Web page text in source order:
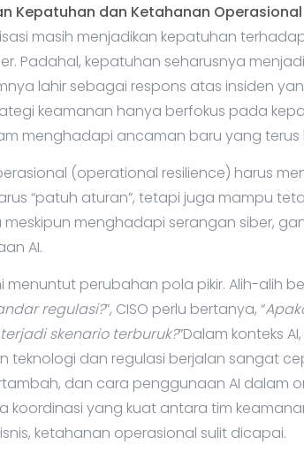
Kepatuhan dan Ketahanan Operasional
masih menjadikan kepatuhan
Padahal, kepatuhan seharusnya
lahir sebagai respons atas insiden
keamanan hanya berfokus pada
menghadapi ancaman baru yang terus
(operational resilience) harus
“patuh aturan”, tetapi juga mampu
menghadapi serangan siber,
AI.
menuntut perubahan pola pikir. Alih-alih
regulasi?”, CISO perlu bertanya, “
skenario terburuk?”Dalam konteks
teknologi dan regulasi berjalan sangat
dan cara penggunaan AI dalam
koordinasi yang kuat antara tim
ketahanan operasional sulit dicapai.